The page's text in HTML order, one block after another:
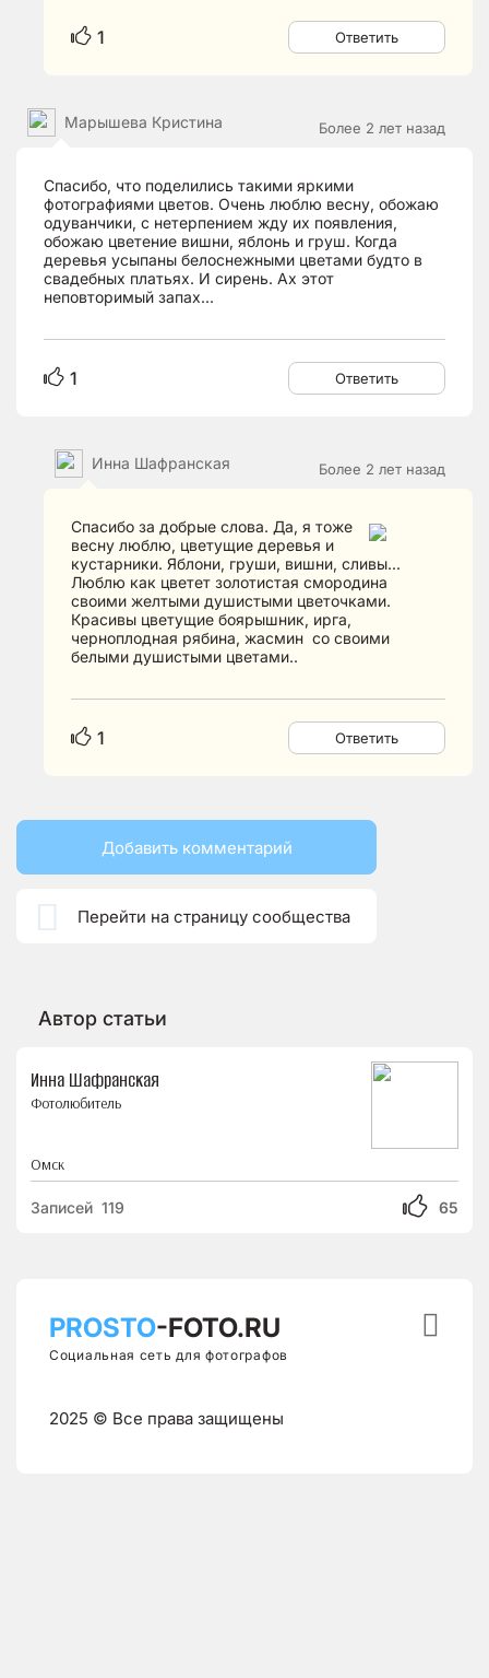
1 Ответить
Более 2 лет назад
Марышева Кристина
Спасибо, что поделились такими яркими
фотографиями цветов. Очень люблю весну, обожаю
одуванчики, с нетерпением жду их появления,
обожаю цветение вишни, яблонь и груш. Когда
деревья усыпаны белоснежными цветами будто в
свадебных платьях. И сирень. Ах этот
неповторимый запах...
1 Ответить
Более 2 лет назад
Инна Шафранская
Спасибо за добрые слова. Да, я тоже
весну люблю, цветущие деревья и
кустарники. Яблони, груши, вишни, сливы...
Люблю как цветет золотистая смородина
своими желтыми душистыми цветочками.
Красивы цветущие боярышник, ирга,
черноплодная рябина, жасмин со своими
белыми душистыми цветами..
1 Ответить
Добавить комментарий
Перейти на страницу сообщества
Автор статьи
Инна Шафранская
Фотолюбитель
Омск
65
Записей 119
PROSTO-FOTO.RU
Социальная сеть для фотографов
2025 © Все права защищены
